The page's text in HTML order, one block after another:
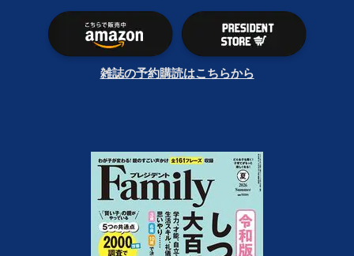
雑誌の予約購読はこちらから